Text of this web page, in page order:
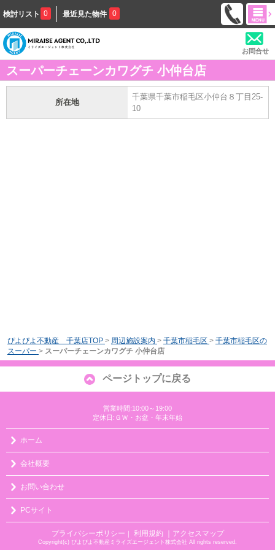
検討リスト 0 最近見た物件 0
お問合せ
スーパーチェーンカワグチ 小仲台店
所在地
千葉県千葉市稲毛区小仲台８丁目25-
10
ぴよぴよ不動産 千葉店TOP > 周辺施設案内 > 千葉市稲毛区 > 千葉市稲毛区の
スーパー > スーパーチェーンカワグチ 小仲台店
ページトップに戻る
営業時間:10:00～19:00
定休日:ＧＷ・お盆・年末年始
ホーム
会社概要
お問い合わせ
PCサイト
プライバシーポリシー ｜ 利用規約 ｜アクセスマップ
Copyright(c) ぴよぴよ不動産ミライズエージェント株式会社 All rights reserved.